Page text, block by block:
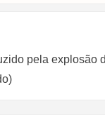
pela explosão